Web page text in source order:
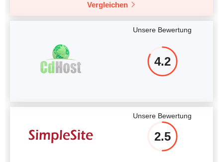
Vergleichen
Unsere Bewertung
4.2
Unsere Bewertung
2.5